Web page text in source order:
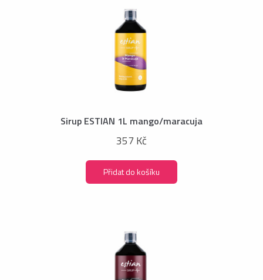
Sirup ESTIAN 1L mango/maracuja
357 Kč
Přidat do košíku